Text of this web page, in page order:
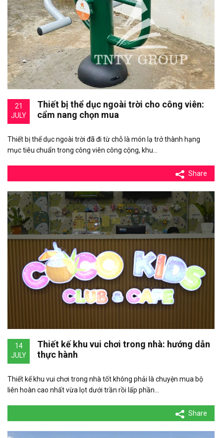
21
JULY
Thiết bị thể dục ngoài trời cho công viên:
cẩm nang chọn mua
Thiết bị thể dục ngoài trời đã đi từ chỗ là món lạ trở thành hạng
mục tiêu chuẩn trong công viên công cộng, khu…
Share
14
JULY
Thiết kế khu vui chơi trong nhà: hướng dẫn
thực hành
Thiết kế khu vui chơi trong nhà tốt không phải là chuyện mua bộ
liên hoàn cao nhất vừa lọt dưới trần rồi lấp phần…
Share